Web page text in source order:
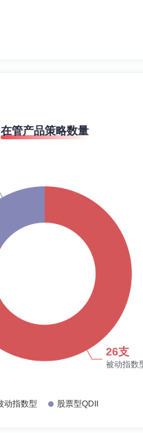
在管产品策略数量